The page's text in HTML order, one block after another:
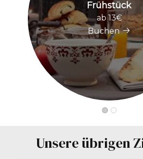
Frühstück
ab 13€
Buchen
Unsere übrigen